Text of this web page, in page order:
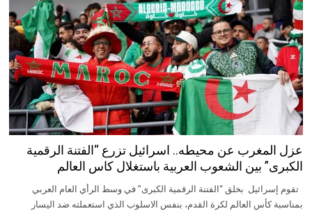
عزل المغرب عن محيطه.. اسرائيل تزرع “الفتنة الرقمية
الكبرى” بين الشعوب العربية باستغلال كاس العالم
تقوم إسرائيل بخلق “الفتنة الرقمية الكبرى” في وسط الرأي العام العربي
بمناسبة كأس العالم لكرة القدم، بنفس الاسلوب الذي استعملته ضد اليسار